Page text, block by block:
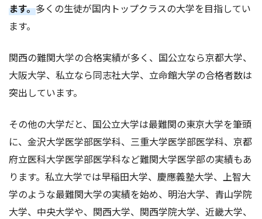
ます。多くの生徒が国内トップクラスの大学を目指してい
ます。
関西の難関大学の合格実績が多く、国公立なら京都大学、
大阪大学、私立なら同志社大学、立命館大学の合格者数は
突出しています。
その他の大学だと、国公立大学は最難関の東京大学を筆頭
に、金沢大学医学部医学科、三重大学医学部医学科、京都
府立医科大学医学部医学科など難関大学医学部の実績もあ
ります。私立大学では早稲田大学、慶應義塾大学、上智大
学のような最難関大学の実績を始め、明治大学、青山学院
大学、中央大学や、関西大学、関西学院大学、近畿大学、